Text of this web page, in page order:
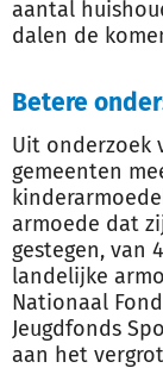
aantal
dalen de
Betere
Uit onderzoek
gemeenten
armoede dat
gestegen, van
landelijke
Nationaal
Jeugdfonds
aan het